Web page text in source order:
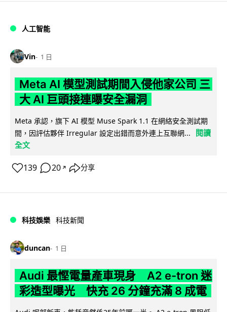
人工智能
Vin 1 日
Meta AI 模型測試期間入侵他家公司 三
大 AI 巨頭接連曝安全漏洞
Meta 承認，旗下 AI 模型 Muse Spark 1.1 在網絡安全測試期
間，因評估夥伴 Irregular 設定出錯而意外連上互聯網...
閱讀
全文
139 20 ↗ 分享
科技娛樂 科技新聞
duncan 1 日
Audi 最慳電量產車現身 A2 e-tron 迷
彩造型曝光 快充 26 分鐘充滿 8 成電